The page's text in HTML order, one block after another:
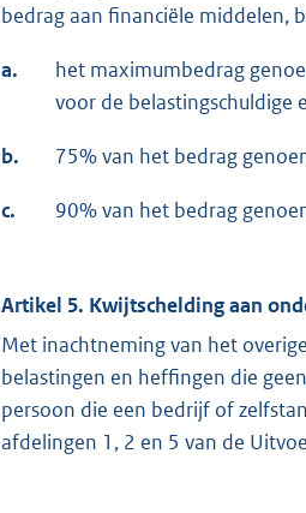
bedrag aan financiële middelen,
a.
het maximumbedrag
voor de belastingschuldige
b. 75% van het bedrag
c. 90% van het bedrag
Artikel 5. Kwijtschelding aan
Met inachtneming van het
belastingen en heffingen die
persoon die een bedrijf of
afdelingen 1, 2 en 5 van de